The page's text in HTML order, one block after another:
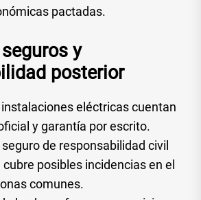
pactadas.
y
posterior
eléctricas cuentan
y garantía por escrito.
de responsabilidad civil
posibles incidencias en el
comunes.